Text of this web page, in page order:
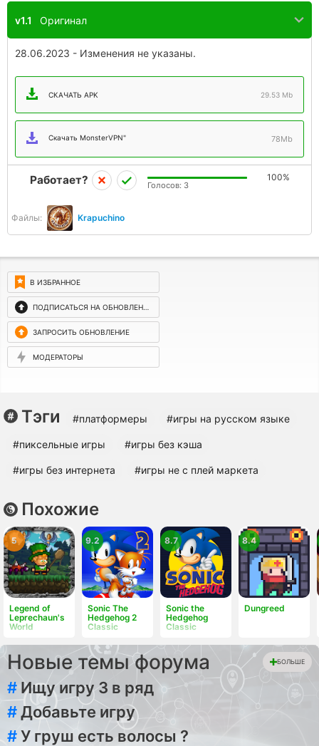
v1.1 Оригинал
28.06.2023 - Изменения не указаны.
СКАЧАТЬ APK 29.53 Mb
Скачать MonsterVPN" 78Mb
Файлы: Krapuchino
Работает? 100%
Голосов: 3
В ИЗБРАННОЕ
ПОДПИСАТЬСЯ НА ОБНОВЛЕНИЯ
ЗАПРОСИТЬ ОБНОВЛЕНИЕ
МОДЕРАТОРЫ
Тэги #платформеры #игры на русском языке
#пиксельные игры #игры без кэша
#игры без интернета #игры не с плей маркета
Похожие
Legend of
Leprechaun's
World
5
Sonic The
Hedgehog 2
Classic
9.2
Sonic the
Hedgehog
Classic
8.7
Dungreed
8.4
Новые темы форума БОЛЬШЕ
# Ищу игру 3 в ряд
#Добавьте игру
#У груш есть волосы ?